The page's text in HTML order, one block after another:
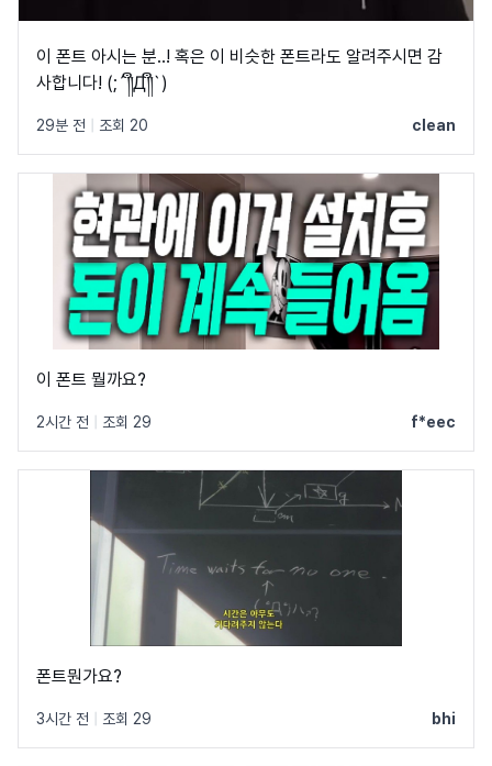
이 폰트 아시는 분..! 혹은 이 비슷한 폰트라도 알려주시면 감
사합니다! (;´༎ຶД༎ຶ`)
29분 전 조회 20 clean
이 폰트 뭘까요?
2시간 전 조회 29 f*eec
폰트뭔가요?
3시간 전 조회 29 bhi